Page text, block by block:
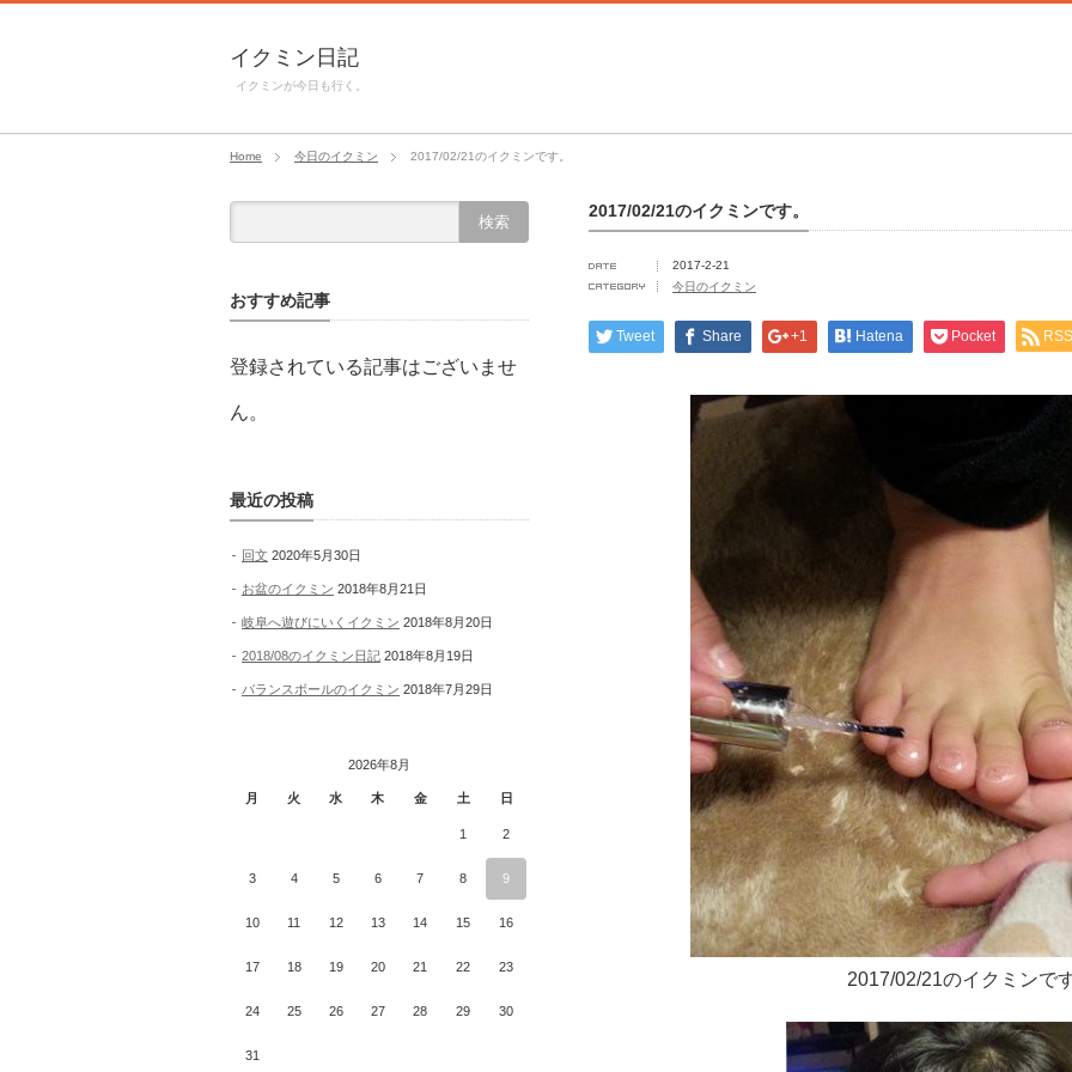
イクミン日記
イクミンが今日も行く。
Home 今日のイクミン 2017/02/21のイクミンです。
2017/02/21のイクミンです。
2017-2-21
今日のイクミン
Tweet Share +1 Hatena Pocket RSS
2017/02/21のイクミンで
おすすめ記事
登録されている記事はございませ
ん。
最近の投稿
回文 2020年5月30日
お盆のイクミン 2018年8月21日
岐阜へ遊びにいくイクミン 2018年8月20日
2018/08のイクミン日記 2018年8月19日
バランスボールのイクミン 2018年7月29日
2026年8月
月 火 水 木 金 土 日
1 2
3 4 5 6 7 8 9
10 11 12 13 14 15 16
17 18 19 20 21 22 23
24 25 26 27 28 29 30
31